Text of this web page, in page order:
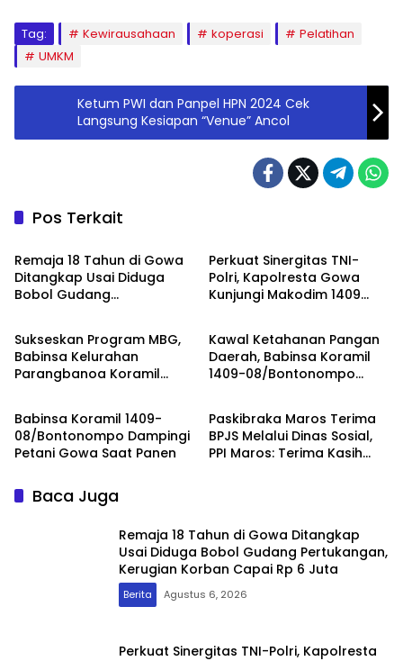
Tag: Kewirausahaan koperasi
Pelatihan
UMKM
Ketum PWI dan Panpel HPN 2024 Cek
Langsung Kesiapan “Venue” Ancol
Pos Terkait
Berita
Remaja 18 Tahun di Gowa
Ditangkap Usai Diduga
Bobol Gudang
Perkuat Sinergitas TNI-
Polri, Kapolresta Gowa
Kunjungi Makodim 1409
Berita
Sukseskan Program MBG,
Babinsa Kelurahan
Parangbanoa Koramil
di Sekolah
Berita
Kawal Ketahanan Pangan
Daerah, Babinsa Koramil
1409-08/Bontonompo
Berita
Babinsa Koramil 1409-
08/Bontonompo Dampingi
Petani Gowa Saat Panen
Daerah
Paskibraka Maros Terima
BPJS Melalui Dinas Sosial,
PPI Maros: Terima Kasih
Baca Juga
Remaja 18 Tahun di Gowa Ditangkap
Usai Diduga Bobol Gudang Pertukangan,
Kerugian Korban Capai Rp 6 Juta
Berita Agustus 6, 2026
Perkuat Sinergitas TNI-Polri, Kapolresta